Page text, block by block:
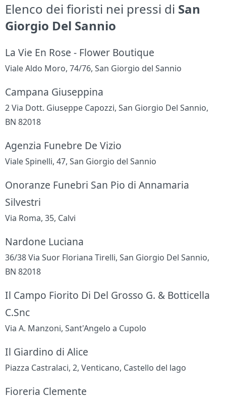
Elenco dei fioristi nei pressi di San
Giorgio Del Sannio
La Vie En Rose - Flower Boutique
Viale Aldo Moro, 74/76, San Giorgio del Sannio
Campana Giuseppina
2 Via Dott. Giuseppe Capozzi, San Giorgio Del Sannio,
BN 82018
Agenzia Funebre De Vizio
Viale Spinelli, 47, San Giorgio del Sannio
Onoranze Funebri San Pio di Annamaria
Silvestri
Via Roma, 35, Calvi
Nardone Luciana
36/38 Via Suor Floriana Tirelli, San Giorgio Del Sannio,
BN 82018
Il Campo Fiorito Di Del Grosso G. & Botticella
C.Snc
Via A. Manzoni, Sant'Angelo a Cupolo
Il Giardino di Alice
Piazza Castralaci, 2, Venticano, Castello del lago
Fioreria Clemente